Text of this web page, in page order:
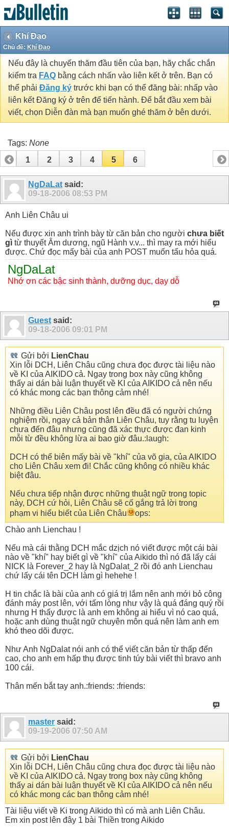
Khí Đạo
Chủ đề: Khí Đạo
Nếu đây là chuyến thăm đầu tiên của bạn, hãy chắc chắn
kiểm tra FAQ bằng cách nhấn vào liên kết ở trên. Bạn có
thể phải Đăng ký trước khi bạn có thể đăng bài: nhấp vào
liên kết Đăng ký ở trên để tiến hành. Để bắt đầu xem bài
viết, chọn Diễn đàn mà bạn muốn ghé thăm ở bên dưới.
Tags: None
1
2 3 4 5 6
NgDaLat said:
09-18-2006 08:53 PM
Anh Liên Châu ui
Nếu được xin anh trình bày từ căn bản cho người chưa biết
gì từ thuyết Âm dương, ngũ Hành v.v... thì may ra mới hiểu
được. Chứ đọc mấy bài của anh POST muốn tẩu hỏa quá.
NgDaLat
Nhớ ơn các bậc sinh thành, dưỡng dục, dạy dỗ
Guest said:
09-18-2006 09:01 PM
Gửi bởi LienChau
Xin lỗi DCH, Liên Châu cũng chưa đọc được tài liệu nào
về KI của AIKIDO cả. Ngay trong box này cũng không
thấy ai dán bài luận thuyết về KI của AIKIDO cả nên nếu
có khác mong các bạn thông cảm nhé!
Những điều Liên Châu post lên đều đã có người chứng
nghiệm rồi, ngay cả bản thân Liên Châu, tuy rằng tu luyện
chưa đến đâu nhưng cũng đã xác thực được đan kinh
mỗi từ đều không lừa ai bao giờ đâu.:laugh:
DCH có thể biên mấy bài về "khí" của võ gia, của AIKIDO
cho Liên Châu xem đi! Chắc cũng không có nhiều khác
biệt đâu.
Nếu chưa tiếp nhận được những thuật ngữ trong topic
này, DCH cứ hỏi, Liên Châu sẽ cố gắng trả lời trong
phạm vi hiểu biết của Liên Châu
ops:
Chào anh Lienchau !
Nếu mà cái thằng DCH mắc dzịch nó viết được một cái bài
nào về "khí" hay biết gì về "khí" của Aikido thì nó đã lấy cái
NICK là Forever_2 hay là NgDalat_2 rồi đó anh Lienchau
chứ lấy cái tên DCH làm gì hehehe !
H tin chắc là bài của anh có giá trị lắm nên anh mới bỏ công
đánh máy post lên, với tấm lòng như vậy là quá đáng quý rồi
nhưng H thấy được là anh em không ai hiểu vì nó cao quá,
hoặc anh dùng thuật ngữ chuyên môn quá nên làm anh em
khó theo dõi được.
Như Anh NgDalat nói anh có thể viết căn bản từ thấp đến
cao, cho anh em hấp thụ được tinh túy bài viết thì bravo anh
100 cái.
Thân mến bắt tay anh.:friends: :friends:
master said:
09-19-2006 07:50 AM
Gửi bởi LienChau
Xin lỗi DCH, Liên Châu cũng chưa đọc được tài liệu nào
về KI của AIKIDO cả. Ngay trong box này cũng không
thấy ai dán bài luận thuyết về KI của AIKIDO cả nên nếu
có khác mong các bạn thông cảm nhé!
Tài liệu viết về Ki trong Aikido thì có mà anh Liên Châu.
Em xin post lên đây 1 bài Thiền trong Aikido